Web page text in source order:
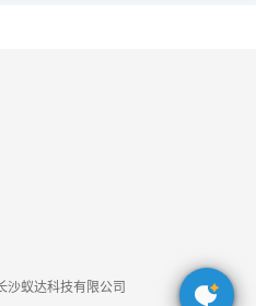
沙蚁达科技有限公司